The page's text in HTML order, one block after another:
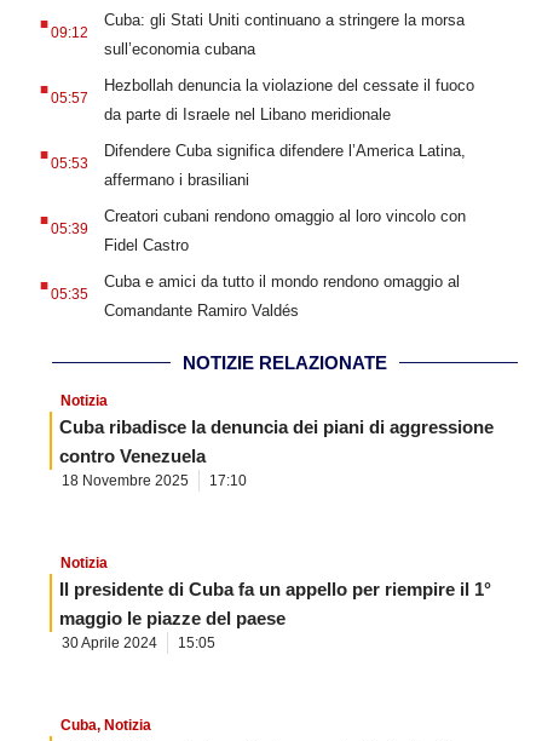
.09:12
Cuba: gli Stati Uniti continuano a stringere la morsa
sull’economia cubana
.05:57
Hezbollah denuncia la violazione del cessate il fuoco
da parte di Israele nel Libano meridionale
.05:53
Difendere Cuba significa difendere l’America Latina,
affermano i brasiliani
.05:39
Creatori cubani rendono omaggio al loro vincolo con
Fidel Castro
.05:35
Cuba e amici da tutto il mondo rendono omaggio al
Comandante Ramiro Valdés
NOTIZIE RELAZIONATE
Notizia
Cuba ribadisce la denuncia dei piani di aggressione
contro Venezuela
18 Novembre 2025 17:10
Notizia
Il presidente di Cuba fa un appello per riempire il 1°
maggio le piazze del paese
30 Aprile 2024 15:05
Cuba, Notizia